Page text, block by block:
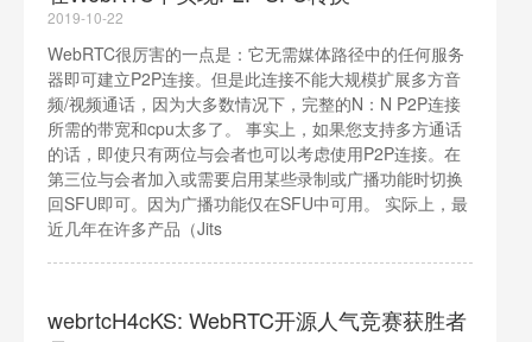
2019-10-22
WebRTC很厉害的一点是：它无需媒体路径中的任何服务
器即可建立P2P连接。但是此连接不能大规模扩展多方音
频/视频通话，因为大多数情况下，完整的N：N P2P连接
所需的带宽和cpu太多了。 事实上，如果您支持多方通话
的话，即使只有两位与会者也可以考虑使用P2P连接。在
第三位与会者加入或需要启用某些录制或广播功能时切换
回SFU即可。因为广播功能仅在SFU中可用。 实际上，最
近几年在许多产品（Jits
webrtcH4cKS: WebRTC开源人气竞赛获胜者